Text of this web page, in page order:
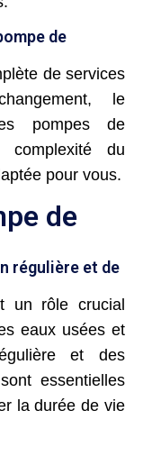
de
de services
le
pompes de
du
pour vous.
de
régulière et de
un rôle crucial
eaux usées et
et des
essentielles
la durée de vie